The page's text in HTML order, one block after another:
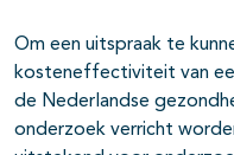
Om een uitspraak te
kosteneffectiviteit van
de Nederlandse
onderzoek verricht